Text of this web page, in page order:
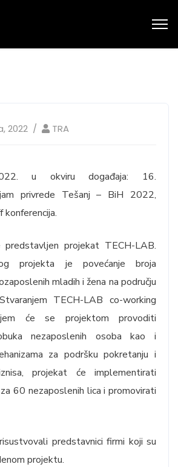
2022 TRA
u okviru događaja: 16.
privrede Tešanj – BiH 2022,
konferencija.
predstavljen projekat TECH-LAB.
projekta je povećanje broja
mladih i žena na području
TECH-LAB co-working
će se projektom provoditi
nezaposlenih osoba kao i
za podršku pokretanju i
projekat će implementirati
60 nezaposlenih lica i promovirati
predstavnici firmi koji su
projektu.